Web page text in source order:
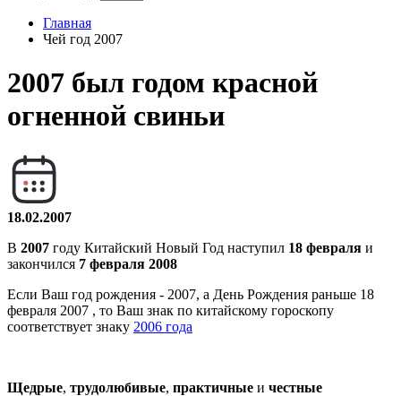
Главная
Чей год 2007
2007 был годом красной
огненной свиньи
18.02.2007
В 2007 году Китайский Новый Год наступил 18 февраля и
закончился 7 февраля 2008
Если Ваш год рождения - 2007, а День Рождения раньше 18
февраля 2007 , то Ваш знак по китайскому гороскопу
соответствует знаку 2006 года
Щедрые, трудолюбивые, практичные и честные